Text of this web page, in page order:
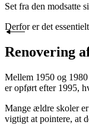
Set fra den modsatte
Derfor er det
Renovering
Mellem 1950 og
er opført efter 1995,
Mange ældre skoler
vigtigt at pointere, at